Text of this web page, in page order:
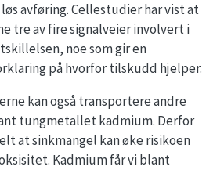
avføring. Cellestudier har vist at
tre av fire signalveier involvert i
noe som gir en
på hvorfor tilskudd hjelper.
kan også transportere andre
tungmetallet kadmium. Derfor
at sinkmangel kan øke risikoen
Kadmium får vi blant